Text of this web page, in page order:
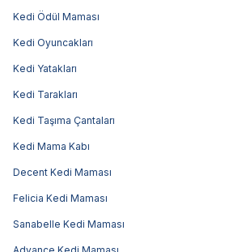
Kedi Ödül Maması
Kedi Oyuncakları
Kedi Yatakları
Kedi Tarakları
Kedi Taşıma Çantaları
Kedi Mama Kabı
Decent Kedi Maması
Felicia Kedi Maması
Sanabelle Kedi Maması